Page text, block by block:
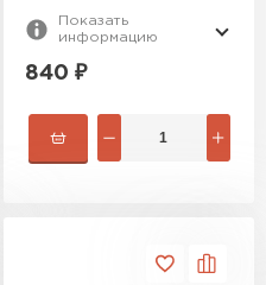
Показать
информацию
840 ₽